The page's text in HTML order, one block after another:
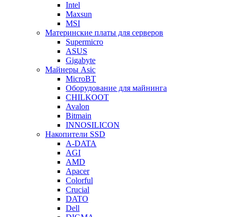
Intel
Maxsun
MSI
Материнские платы для серверов
Supermicro
ASUS
Gigabyte
Майнеры Asic
MicroBT
Оборудование для майнинга
CHILKOOT
Avalon
Bitmain
INNOSILICON
Накопители SSD
A-DATA
AGI
AMD
Apacer
Colorful
Crucial
DATO
Dell